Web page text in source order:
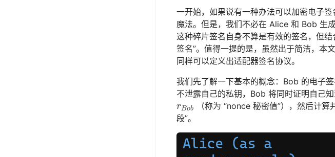
一开始，如果说有一种办法可以加密电子
魔法。但是，我们不必在 Alice 和 Bob 生
这种碎片签名自身不算是有效的签名，但
签名”。值得一提的是，虽然出于简洁，本
同样可以定义出适配器签名协议。
我们先了解一下基本的概念：Bob 的电子
不泄露自己的私钥，Bob 将同时证明自己
rBob
rBob （称为 “nonce 秘密值”），然后计
段”。